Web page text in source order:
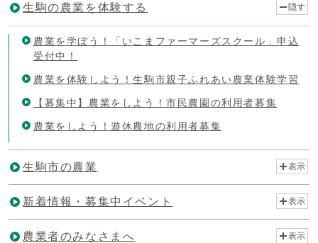
生駒の農業を体験する 隠す
農業を学ぼう！「いこまファーマーズスクール」申込
受付中！
農業を体験しよう！生駒市親子ふれあい農業体験学習
【募集中】農業をしよう！市民農園の利用者募集
農業をしよう！遊休農地の利用者募集
生駒市の農業 表示
新着情報・募集中イベント 表示
農業者のみなさまへ 表示